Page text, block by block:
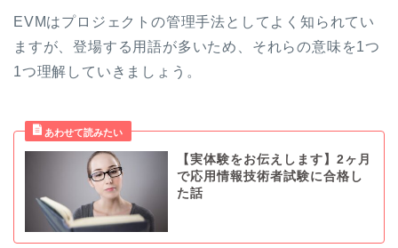
EVMはプロジェクトの管理手法としてよく知られてい
ますが、登場する用語が多いため、それらの意味を1つ
1つ理解していきましょう。
【実体験をお伝えします】2ヶ月
で応用情報技術者試験に合格し
た話